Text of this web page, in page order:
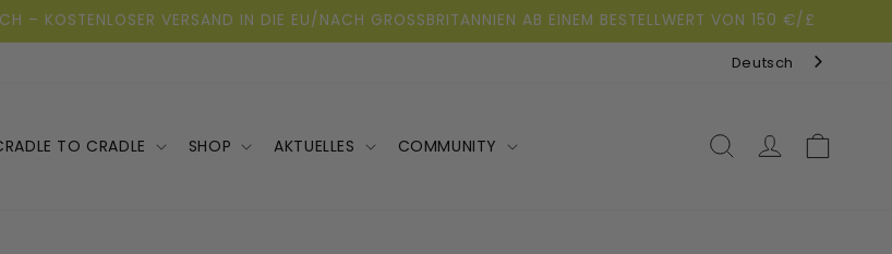
– KOSTENLOSER VERSAND IN DIE EU/NACH GROSSBRITANNIEN AB EINEM BESTELLWERT VON 150 €/£
Deutsch
TO CRADLE SHOP AKTUELLES
COMMUNITY
Anmelden
Warenkorb